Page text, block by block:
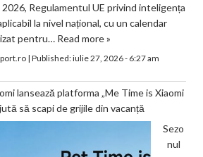
Regulamentul UE privind inteligența
la nivel național, cu un calendar
pentru… Read more »
| Published:iulie 27, 2026 - 6:27 am
lansează platforma „Me Time is Xiaomi
să scapi de grijile din vacanță
Sezo
nul